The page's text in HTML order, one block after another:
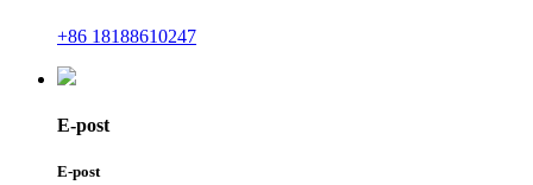
+86 18188610247
E-post
E-post